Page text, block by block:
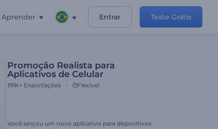
Aprender Entrar Teste Grátis
Promoção Realista para
Aplicativos de Celular
191K+ Exportações Flexível
Você lançou um novo aplicativo para dispositivos